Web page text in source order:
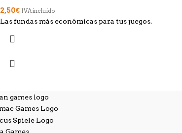
2,50€ IVA incluido
Las fundas más económicas para tus juegos.